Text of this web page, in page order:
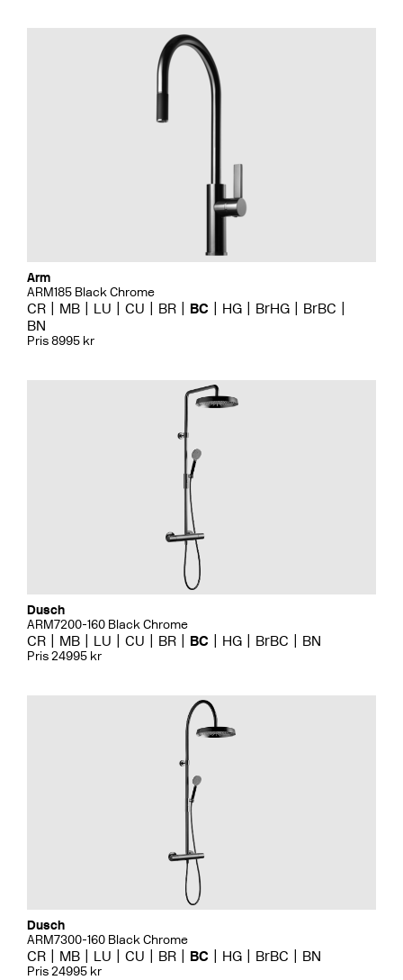
Arm
ARM185 Black Chrome
CR MB LU CU BR BC HG BrHG
BrBC
BN
Pris 8995 kr
Dusch
ARM7200-160 Black Chrome
CR MB LU CU BR BC HG BrBC BN
Pris 24995 kr
Dusch
ARM7300-160 Black Chrome
CR MB LU CU BR BC HG BrBC BN
Pris 24995 kr